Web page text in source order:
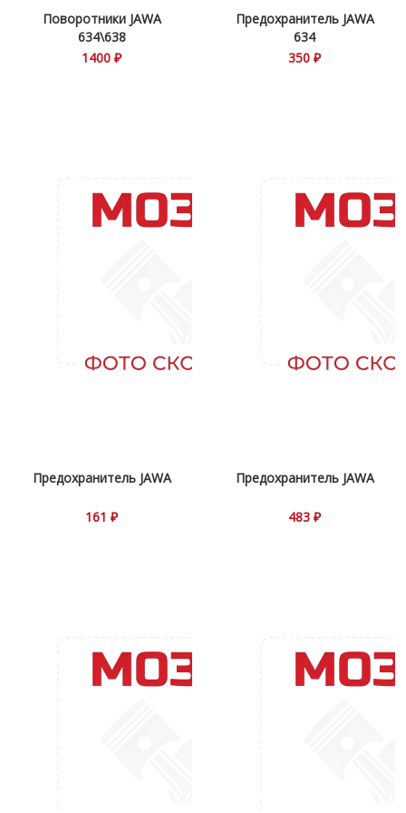
Поворотники JAWA
634\638
1400 ₽
Предохранитель JAWA
634
350 ₽
Предохранитель JAWA
161 ₽
Предохранитель JAWA
483 ₽